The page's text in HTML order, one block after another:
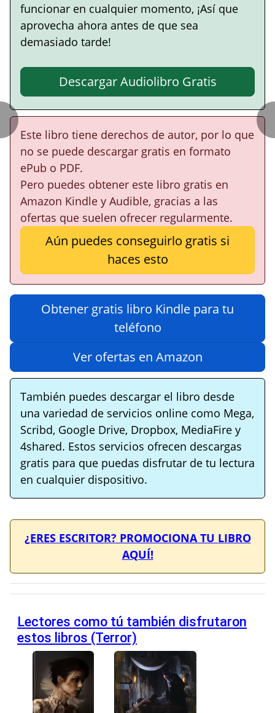
funcionar en cualquier momento, ¡Así que
aprovecha ahora antes de que sea
demasiado tarde!
Descargar Audiolibro Gratis
Este libro tiene derechos de autor, por lo que
no se puede descargar gratis en formato
ePub o PDF.
Pero puedes obtener este libro gratis en
Amazon Kindle y Audible, gracias a las
ofertas que suelen ofrecer regularmente.
Aún puedes conseguirlo gratis si
haces esto
Obtener gratis libro Kindle para tu
teléfono
Ver ofertas en Amazon
También puedes descargar el libro desde
una variedad de servicios online como Mega,
Scribd, Google Drive, Dropbox, MediaFire y
4shared. Estos servicios ofrecen descargas
gratis para que puedas disfrutar de tu lectura
en cualquier dispositivo.
¿ERES ESCRITOR? PROMOCIONA TU LIBRO
AQUÍ!
Lectores como tú también disfrutaron
estos libros (Terror)